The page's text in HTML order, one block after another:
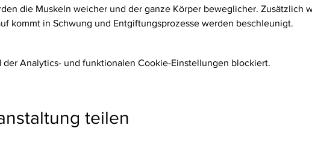
die Muskeln weicher und der ganze Körper beweglicher. Zusätzlich
kommt in Schwung und Entgiftungsprozesse werden beschleunigt.
der Analytics- und funktionalen Cookie-Einstellungen blockiert.
teilen